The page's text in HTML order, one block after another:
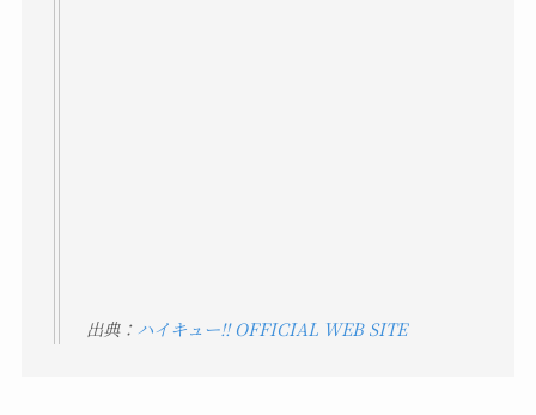
出典： ハイキュー!! OFFICIAL WEB SITE